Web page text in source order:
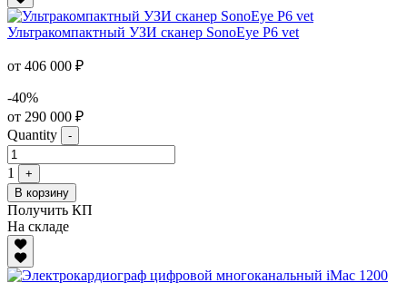
Ультракомпактный УЗИ сканер SonoEye P6 vet
от 406 000 ₽
-40%
от 290 000 ₽
Quantity
-
1
+
В корзину
Получить КП
На складе